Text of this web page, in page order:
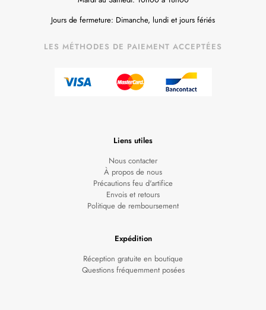
Jours de fermeture: Dimanche, lundi et jours fériés
LES MÉTHODES DE PAIEMENT ACCEPTÉES
Liens utiles
Nous contacter
À propos de nous
Précautions feu d'artifice
Envois et retours
Politique de remboursement
Expédition
Réception gratuite en boutique
Questions fréquemment posées